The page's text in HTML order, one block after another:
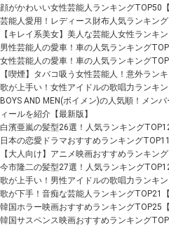
顔がかわいい女性芸能人ランキングTOP50
芸能人愛用！レディース財布人気ランキング
【キレイ系美女】美人な芸能人女性ランキ
男性芸能人の愛車！車の人気ランキング
女性芸能人の愛車！車の人気ランキング
【喫煙】タバコ吸う女性芸能人！意外ラン
歌が上手い！女性アイドルの歌唱力ランキ
BOYS AND MEN(ボイメン)の人気順！メン
ィールを紹介【最新版】
白濱亜嵐の髪型26選！人気ランキング
日本の恋愛ドラマおすすめランキング
【大人向け】アニメ映画おすすめランキン
今市隆二の髪型27選！人気ランキング
歌が上手い！男性アイドルの歌唱力ランキ
歌が下手！音痴な芸能人ランキングTOP21【
韓国ホラー映画おすすめランキングTOP25【
韓国サスペンス映画おすすめランキング